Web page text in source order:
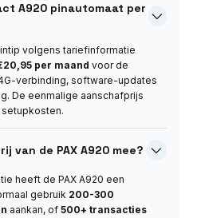
A920 pinautomaat per

volgens tariefinformatie
per maand voor de
verbinding, software-updates
De eenmalige aanschafprijs
van de PAX A920 mee? 
heeft de PAX A920 een
gebruik 200-300
aankan, of500+ transacties